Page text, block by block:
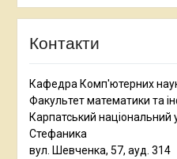
Контакти
Кафедра Комп'ютерних
Факультет математики та
Карпатський національний
Стефаника
вул. Шевченка, 57, ауд. 314